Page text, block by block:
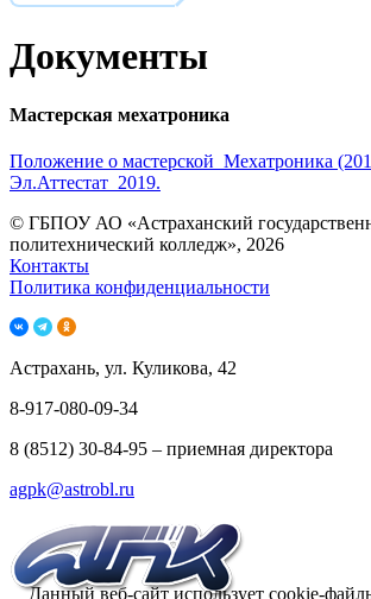
Документы
Мастерская мехатроника
Положение о мастерской_Мехатроника
Эл.Аттестат_2019.
© ГБПОУ АО «Астраханский
политехнический колледж», 2026
Контакты
Политика конфиденциальности
Астрахань, ул. Куликова, 42
8-917-080-09-34
8 (8512) 30-84-95 – приемная директора
agpk@astrobl.ru
Данный веб-сайт использует cookie-